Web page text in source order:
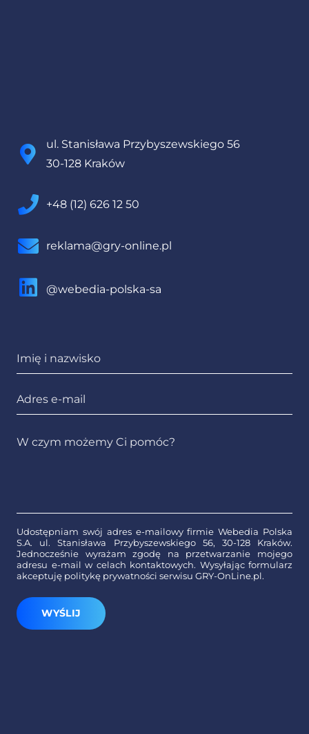
Udostępniam swój adres e-mailowy firmie Webedia Polska
S.A. ul. Stanisława Przybyszewskiego 56, 30-128 Kraków.
Jednocześnie wyrażam zgodę na przetwarzanie mojego
adresu e-mail w celach kontaktowych. Wysyłając formularz
akceptuję politykę prywatności serwisu GRY-OnLine.pl.
ul. Stanisława Przybyszewskiego 56
30-128 Kraków
+48 (12) 626 12 50
reklama@gry-online.pl
@webedia-polska-sa